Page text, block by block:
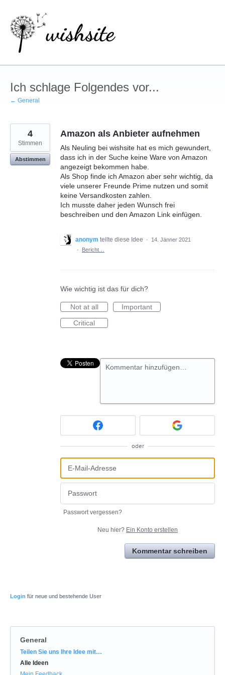
Inhalt
springen
Ich schlage Folgendes vor...
← General
Amazon als Anbieter aufnehmen
Als Neuling bei wishsite hat es mich gewundert,
dass ich in der Suche keine Ware von Amazon
angezeigt bekommen habe.
Als Shop finde ich Amazon aber sehr wichtig, da
viele unserer Freunde Prime nutzen und somit
keine Versandkosten zahlen.
Ich musste daher jeden Wunsch frei
beschreiben und den Amazon Link einfügen.
4
Stimmen
Abstimmen
anonym teilte diese Idee ·
14. Jänner 2021
·
Bericht…
Wie wichtig ist das für dich?
Not at all
Important
Critical
Kommentar hinzufügen…
oder
Passwort vergessen?
Neu hier? Ein Konto erstellen
Kommentar schreiben
Login für neue und bestehende User
General
Kategorien
Teilen Sie uns Ihre Idee mit…
Alle Ideen